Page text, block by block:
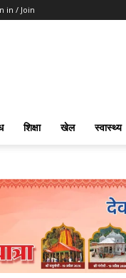
in / Join
शिक्षा खेल स्वास्थ्य